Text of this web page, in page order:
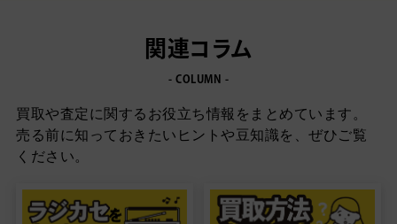
関連コラム
- COLUMN -
買取や査定に関するお役立ち情報をまとめています。
売る前に知っておきたいヒントや豆知識を、ぜひご覧
ください。